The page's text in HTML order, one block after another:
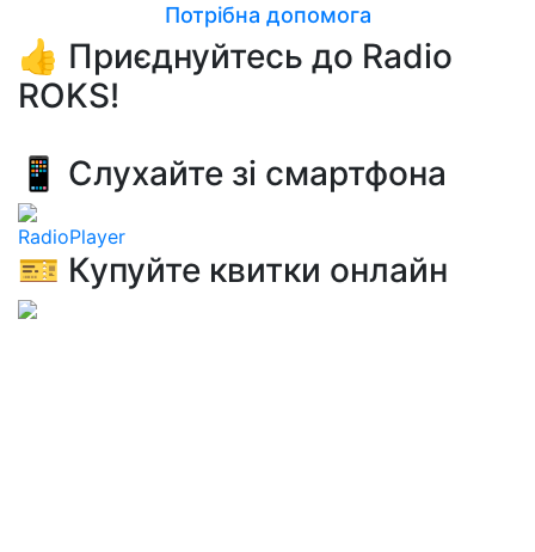
Потрібна допомога
👍 Приєднуйтесь до Radio
ROKS!
📱 Слухайте зі смартфона
RadioPlayer
🎫 Купуйте квитки онлайн